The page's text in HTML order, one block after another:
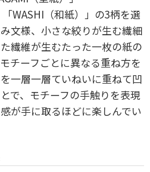
「WASHI（和紙）」の3柄を選
文様、小さな絞りが生む繊細
繊維が生むたった一枚の紙の
チーフごとに異なる重ね方を
一層一層ていねいに重ねて凹
で、モチーフの手触りを表現
が手に取るほどに楽しんでい